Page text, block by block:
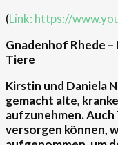
(Link: https://
Gnadenhof Rhede –
Tiere
Kirstin und Daniela
gemacht alte,
aufzunehmen.
versorgen können,